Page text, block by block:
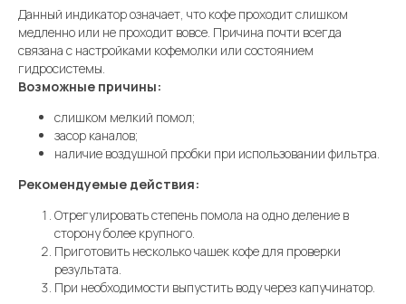
Данный индикатор означает, что кофе проходит слишком
медленно или не проходит вовсе. Причина почти всегда
связана с настройками кофемолки или состоянием
гидросистемы.
Возможные причины:
слишком мелкий помол;
засор каналов;
наличие воздушной пробки при использовании фильтра.
Рекомендуемые действия:
Отрегулировать степень помола на одно деление в
сторону более крупного.
Приготовить несколько чашек кофе для проверки
результата.
При необходимости выпустить воду через капучинатор.